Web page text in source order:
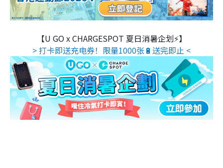
【U GO x CHARGESPOT 夏日消暑企划⚡】
> 打卡即送充电券！限量1000张🔋送完即止 <